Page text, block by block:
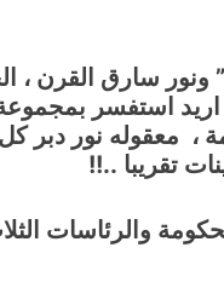
ونور سارق القرن ،
يحتاج الى 244 كفيل لان كل صك
تقريبا ..!!
والرئاسات